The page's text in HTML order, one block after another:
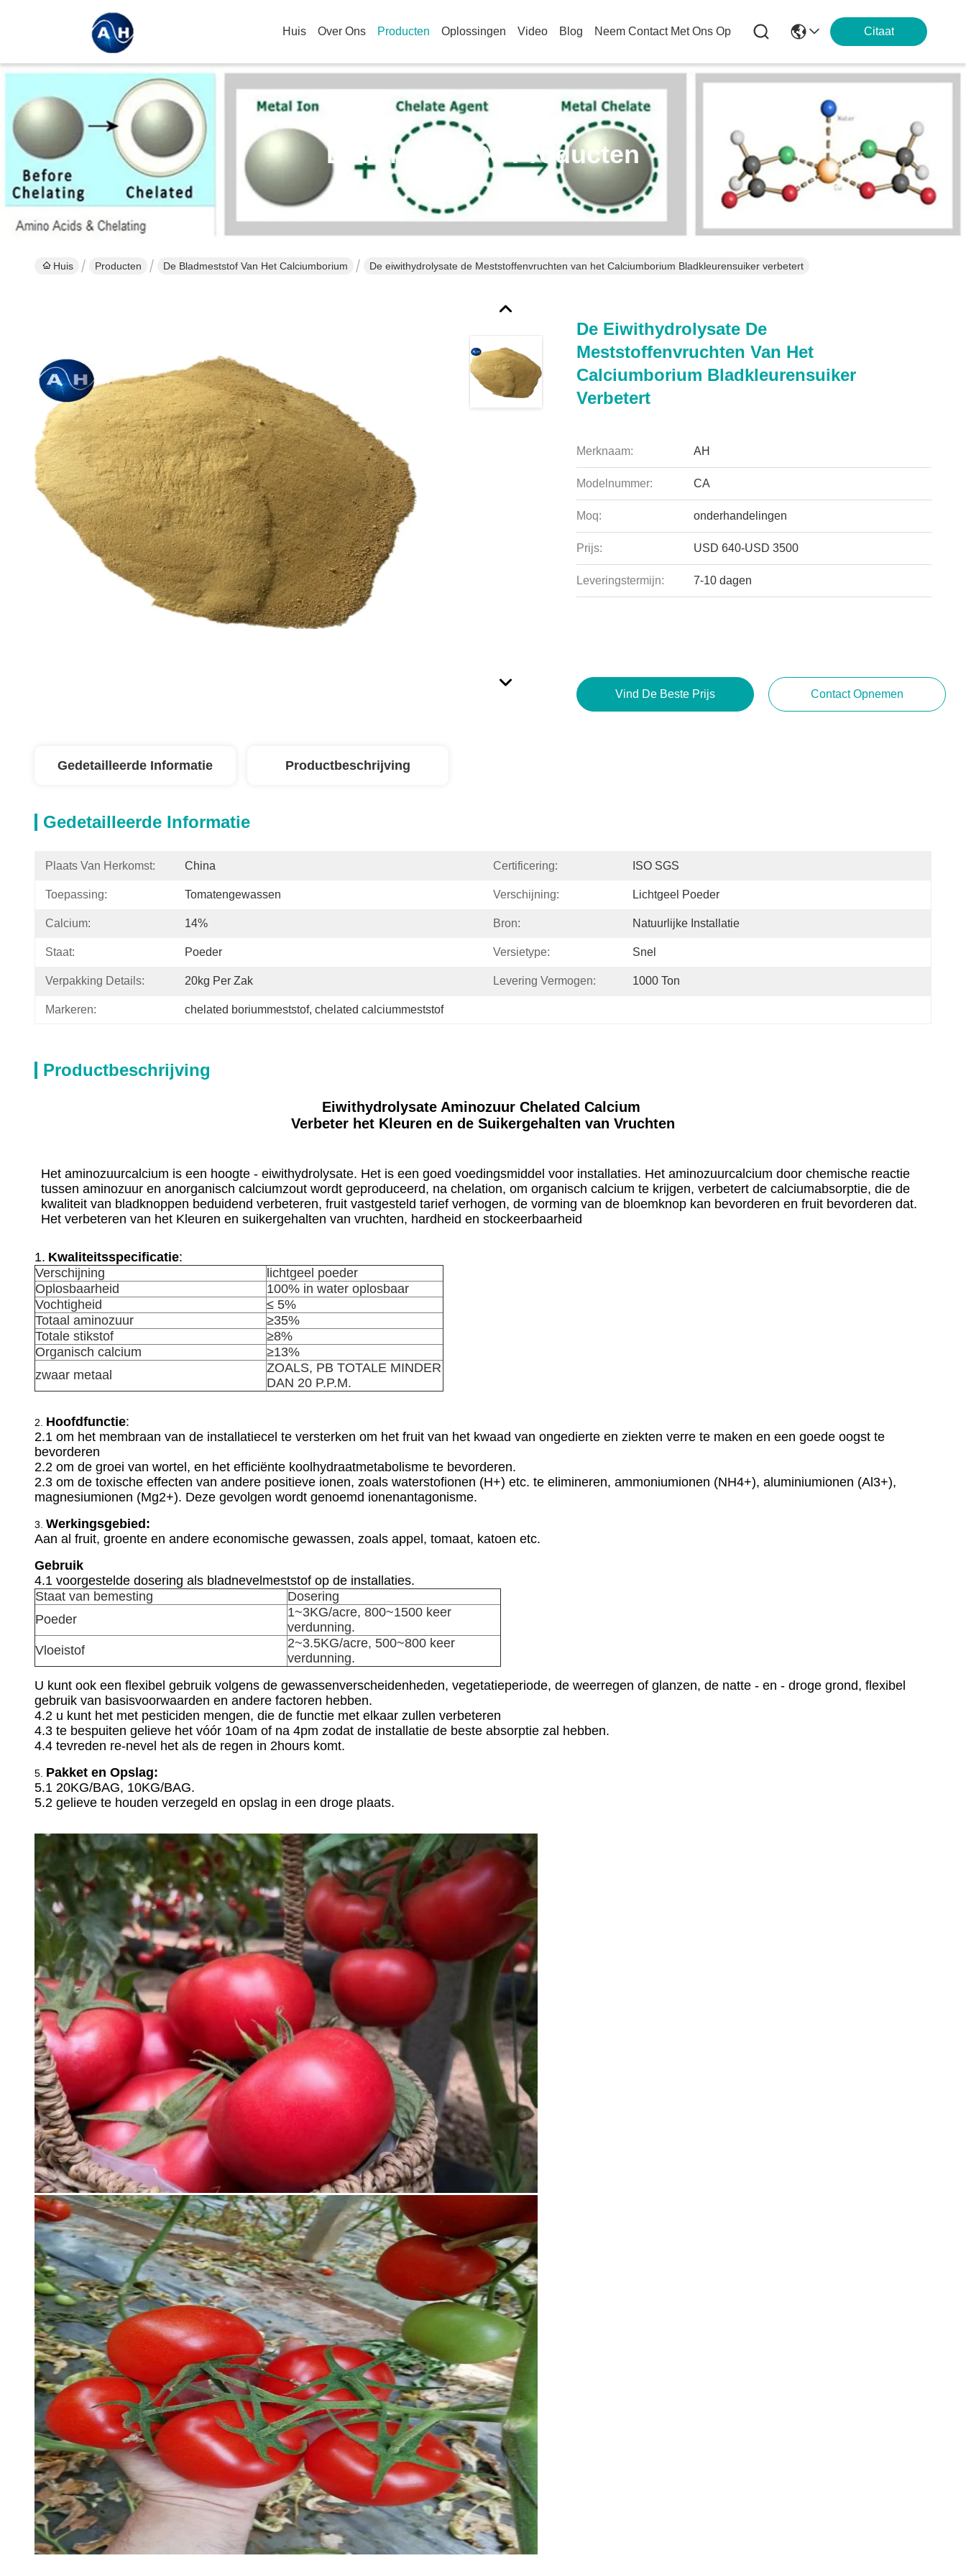
Huis Over Ons Producten Oplossingen Video Blog Neem Contact Met Ons Op Citaat
Details Van De Producten
Huis Producten De Bladmeststof Van Het Calciumborium De eiwithydrolysate de Meststoffenvruchten van het Calciumborium Bladkleurensuiker verbetert
De Eiwithydrolysate De
Meststoffenvruchten Van Het
Calciumborium Bladkleurensuiker
Verbetert
Merknaam: AH
Modelnummer: CA
Moq: onderhandelingen
Prijs: USD 640-USD 3500
Leveringstermijn: 7-10 dagen
Vind De Beste Prijs Contact Opnemen
Gedetailleerde Informatie Productbeschrijving
Gedetailleerde Informatie
Plaats Van Herkomst: China Certificering: ISO SGS
Toepassing: Tomatengewassen Verschijning: Lichtgeel Poeder
Calcium: 14% Bron: Natuurlijke Installatie
Staat: Poeder Versietype: Snel
Verpakking Details: 20kg Per Zak Levering Vermogen: 1000 Ton
Markeren: chelated boriummeststof, chelated calciummeststof
Productbeschrijving
Eiwithydrolysate Aminozuur Chelated Calcium
Verbeter het Kleuren en de Suikergehalten van Vruchten
Het aminozuurcalcium is een hoogte - eiwithydrolysate. Het is een goed voedingsmiddel voor installaties. Het aminozuurcalcium door chemische reactie
tussen aminozuur en anorganisch calciumzout wordt geproduceerd, na chelation, om organisch calcium te krijgen, verbetert de calciumabsorptie, die de
kwaliteit van bladknoppen beduidend verbeteren, fruit vastgesteld tarief verhogen, de vorming van de bloemknop kan bevorderen en fruit bevorderen dat.
Het verbeteren van het Kleuren en suikergehalten van vruchten, hardheid en stockeerbaarheid
1. Kwaliteitsspecificatie:
Verschijning
lichtgeel poeder
Oplosbaarheid
100% in water oplosbaar
Vochtigheid
≤ 5%
Totaal aminozuur
≥35%
Totale stikstof
≥8%
Organisch calcium
≥13%
zwaar metaal
ZOALS, PB TOTALE MINDER
DAN 20 P.P.M.
2. Hoofdfunctie:
2.1 om het membraan van de installatiecel te versterken om het fruit van het kwaad van ongedierte en ziekten verre te maken en een goede oogst te
bevorderen
2.2 om de groei van wortel, en het efficiënte koolhydraatmetabolisme te bevorderen.
2.3 om de toxische effecten van andere positieve ionen, zoals waterstofionen (H+) etc. te elimineren, ammoniumionen (NH4+), aluminiumionen (Al3+),
magnesiumionen (Mg2+). Deze gevolgen wordt genoemd ionenantagonisme.
3. Werkingsgebied:
Aan al fruit, groente en andere economische gewassen, zoals appel, tomaat, katoen etc.
Gebruik
4.1 voorgestelde dosering als bladnevelmeststof op de installaties.
Staat van bemesting
Dosering
Poeder
1~3KG/acre, 800~1500 keer
verdunning.
Vloeistof
2~3.5KG/acre, 500~800 keer
verdunning.
U kunt ook een flexibel gebruik volgens de gewassenverscheidenheden, vegetatieperiode, de weerregen of glanzen, de natte - en - droge grond, flexibel
gebruik van basisvoorwaarden en andere factoren hebben.
4.2 u kunt het met pesticiden mengen, die de functie met elkaar zullen verbeteren
4.3 te bespuiten gelieve het vóór 10am of na 4pm zodat de installatie de beste absorptie zal hebben.
4.4 tevreden re-nevel het als de regen in 2hours komt.
5. Pakket en Opslag:
5.1 20KG/BAG, 10KG/BAG.
5.2 gelieve te houden verzegeld en opslag in een droge plaats.